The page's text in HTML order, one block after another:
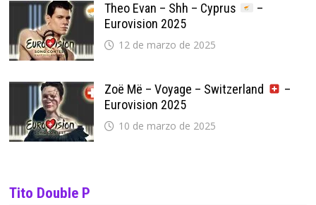
Theo Evan – Shh – Cyprus
–
Eurovision 2025
12 de marzo de 2025
Zoë Më – Voyage – Switzerland
–
Eurovision 2025
10 de marzo de 2025
Tito Double P